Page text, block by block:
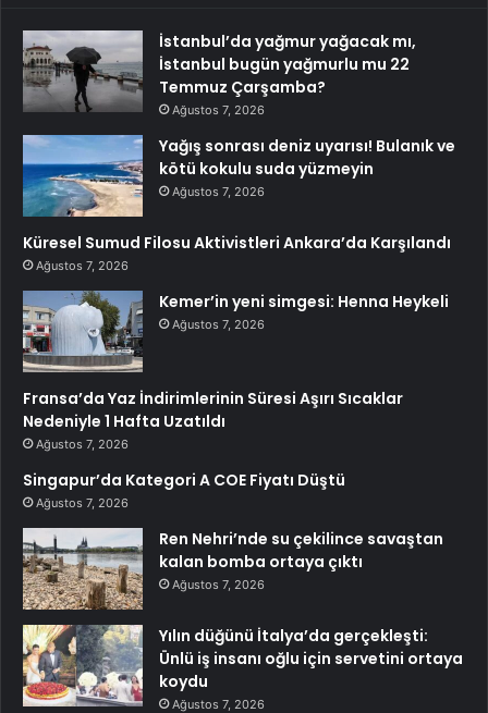
İstanbul’da yağmur yağacak mı,
İstanbul bugün yağmurlu mu 22
Temmuz Çarşamba?
Ağustos 7, 2026
Yağış sonrası deniz uyarısı! Bulanık ve
kötü kokulu suda yüzmeyin
Ağustos 7, 2026
Küresel Sumud Filosu Aktivistleri Ankara’da Karşılandı
Ağustos 7, 2026
Kemer’in yeni simgesi: Henna Heykeli
Ağustos 7, 2026
Fransa’da Yaz İndirimlerinin Süresi Aşırı Sıcaklar
Nedeniyle 1 Hafta Uzatıldı
Ağustos 7, 2026
Singapur’da Kategori A COE Fiyatı Düştü
Ağustos 7, 2026
Ren Nehri’nde su çekilince savaştan
kalan bomba ortaya çıktı
Ağustos 7, 2026
Yılın düğünü İtalya’da gerçekleşti:
Ünlü iş insanı oğlu için servetini ortaya
koydu
Ağustos 7, 2026